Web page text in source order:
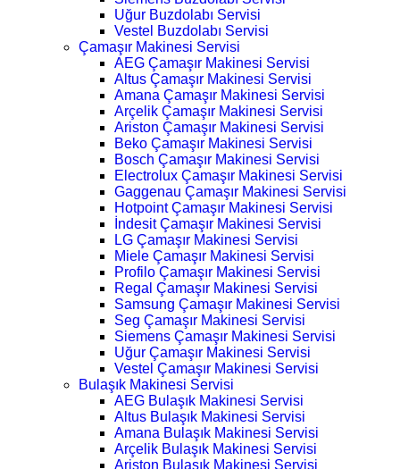
Uğur Buzdolabı Servisi
Vestel Buzdolabı Servisi
Çamaşır Makinesi Servisi
AEG Çamaşır Makinesi Servisi
Altus Çamaşır Makinesi Servisi
Amana Çamaşır Makinesi Servisi
Arçelik Çamaşır Makinesi Servisi
Ariston Çamaşır Makinesi Servisi
Beko Çamaşır Makinesi Servisi
Bosch Çamaşır Makinesi Servisi
Electrolux Çamaşır Makinesi Servisi
Gaggenau Çamaşır Makinesi Servisi
Hotpoint Çamaşır Makinesi Servisi
İndesit Çamaşır Makinesi Servisi
LG Çamaşır Makinesi Servisi
Miele Çamaşır Makinesi Servisi
Profilo Çamaşır Makinesi Servisi
Regal Çamaşır Makinesi Servisi
Samsung Çamaşır Makinesi Servisi
Seg Çamaşır Makinesi Servisi
Siemens Çamaşır Makinesi Servisi
Uğur Çamaşır Makinesi Servisi
Vestel Çamaşır Makinesi Servisi
Bulaşık Makinesi Servisi
AEG Bulaşık Makinesi Servisi
Altus Bulaşık Makinesi Servisi
Amana Bulaşık Makinesi Servisi
Arçelik Bulaşık Makinesi Servisi
Ariston Bulaşık Makinesi Servisi